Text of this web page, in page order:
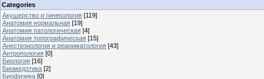
Categories
Акушерство и гинекология [119]
Анатомия нормальная [19]
Анатомия патологическая [4]
Анатомия топографическая [15]
Анестизиология и реаниматология [43]
Антропология [0]
Биология [16]
Биомедэтика [2]
Биофизика [0]